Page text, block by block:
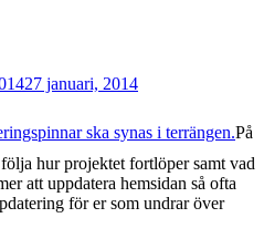
27 januari, 2014
På
hur projektet fortlöper samt vad
att uppdatera hemsidan så ofta
för er som undrar över